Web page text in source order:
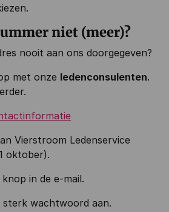
niet (meer)?
nooit aan ons doorgegeven?
met onze ledenconsulenten.
Vierstroom Ledenservice
oktober).
in de e-mail.
sterk wachtwoord aan.